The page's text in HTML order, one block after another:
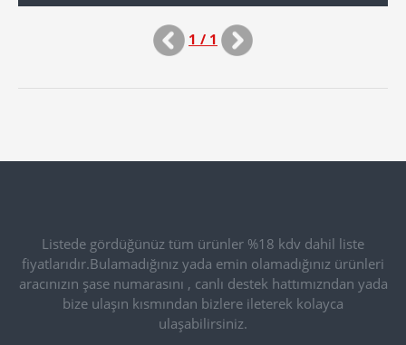
1 / 1
Listede gördüğünüz tüm ürünler %18 kdv dahil liste
fiyatlarıdır.Bulamadığınız yada emin olamadığınız ürünleri
aracınızın şase numarasını , canlı destek hattımızndan yada
bize ulaşın kısmından bizlere ileterek kolayca
ulaşabilirsiniz.